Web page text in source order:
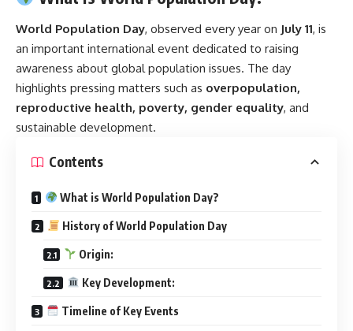
World Population Day, observed every year on July 11, is
an important international event dedicated to raising
awareness about global population issues. The day
highlights pressing matters such as overpopulation,
reproductive health, poverty, gender equality, and
sustainable development.
Contents
What is World Population Day?
History of World Population Day
Origin:
Key Development:
Timeline of Key Events